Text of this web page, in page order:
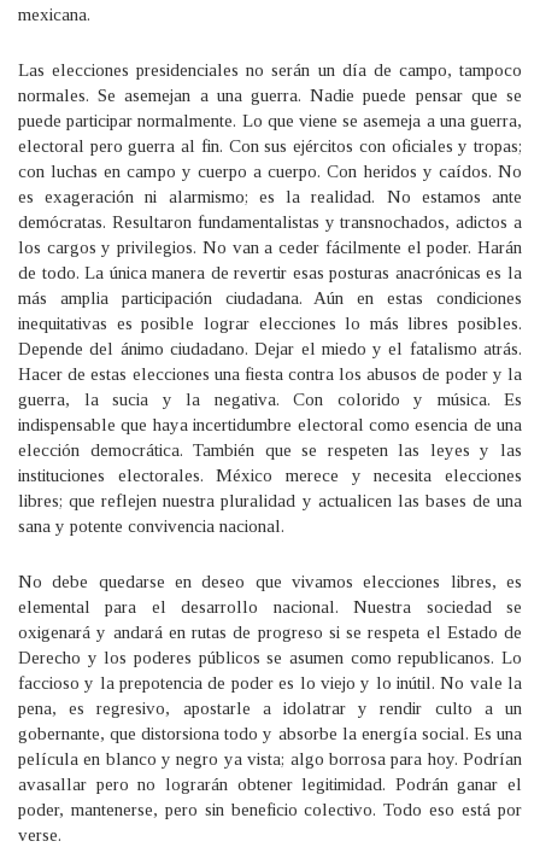
mexicana.
Las elecciones presidenciales no serán un día de campo, tampoco
normales. Se asemejan a una guerra. Nadie puede pensar que se
puede participar normalmente. Lo que viene se asemeja a una guerra,
electoral pero guerra al fin. Con sus ejércitos con oficiales y tropas;
con luchas en campo y cuerpo a cuerpo. Con heridos y caídos. No
es exageración ni alarmismo; es la realidad. No estamos ante
demócratas. Resultaron fundamentalistas y transnochados, adictos a
los cargos y privilegios. No van a ceder fácilmente el poder. Harán
de todo. La única manera de revertir esas posturas anacrónicas es la
más amplia participación ciudadana. Aún en estas condiciones
inequitativas es posible lograr elecciones lo más libres posibles.
Depende del ánimo ciudadano. Dejar el miedo y el fatalismo atrás.
Hacer de estas elecciones una fiesta contra los abusos de poder y la
guerra, la sucia y la negativa. Con colorido y música. Es
indispensable que haya incertidumbre electoral como esencia de una
elección democrática. También que se respeten las leyes y las
instituciones electorales. México merece y necesita elecciones
libres; que reflejen nuestra pluralidad y actualicen las bases de una
sana y potente convivencia nacional.
No debe quedarse en deseo que vivamos elecciones libres, es
elemental para el desarrollo nacional. Nuestra sociedad se
oxigenará y andará en rutas de progreso si se respeta el Estado de
Derecho y los poderes públicos se asumen como republicanos. Lo
faccioso y la prepotencia de poder es lo viejo y lo inútil. No vale la
pena, es regresivo, apostarle a idolatrar y rendir culto a un
gobernante, que distorsiona todo y absorbe la energía social. Es una
película en blanco y negro ya vista; algo borrosa para hoy. Podrían
avasallar pero no lograrán obtener legitimidad. Podrán ganar el
poder, mantenerse, pero sin beneficio colectivo. Todo eso está por
verse.